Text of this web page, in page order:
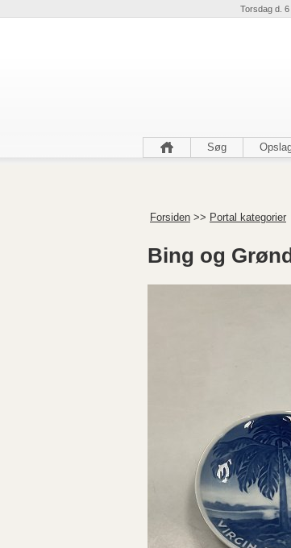
Torsdag d.
Søg
Forsiden >> Portal kategorier
Bing og